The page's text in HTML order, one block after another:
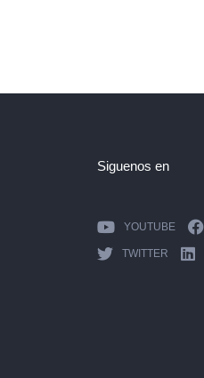
Siguenos en
YOUTUBE
TWITTER